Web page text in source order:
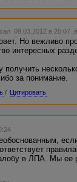
09.03.2012 в 20:07
Но вежливо
интересных
получить
за понимание.
/ Цитировать
в ЛПА. Мы ее